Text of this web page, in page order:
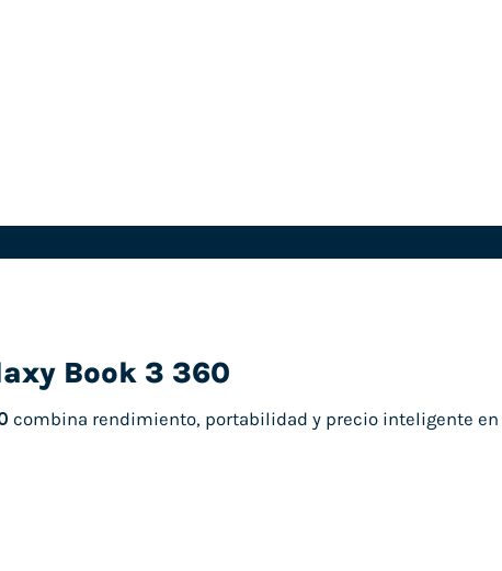
Book 3 360
combina rendimiento, portabilidad y precio inteligente